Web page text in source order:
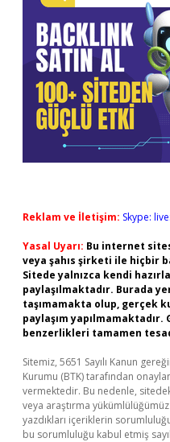
Reklam ve İletişim: Skype:
Yasal Uyarı: Bu internet
veya şahıs şirketi ile hiçbir
Sitede yalnızca kendi
paylaşılmaktadır. Burada
taşımamakta olup, gerçek
paylaşım
benzerlikleri tamamen
Sitemiz, 5651 Sayılı Kanun
Kurumu (BTK) tarafından
vermektedir. Bu nedenle,
veya araştırma
yazdıkları içeriklerin
bu sorumluluğu kabul etmiş